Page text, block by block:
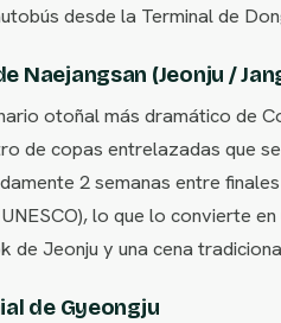
desde la Terminal de
Naejangsan (Jeonju /
otoñal más dramático de
de copas entrelazadas que
2 semanas entre
lo que lo convierte
de Jeonju y una cena
de Gyeongju